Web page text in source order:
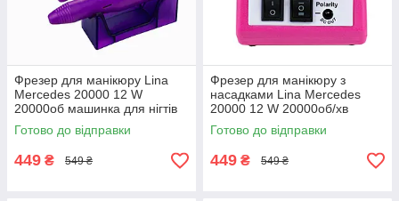
Фрезер для манікюру Lina
Mercedes 20000 12 W
20000об машинка для нігтів
шліфування лаку фрейзер
Ліна гарантія
Готово до відправки
449 ₴ 549 ₴
Фрезер для манікюру з
насадками Lina Mercedes
20000 12 W 20000об/хв
машинка для нігтів
шліфування лака Ліна 2000
Готово до відправки
449 ₴ 549 ₴